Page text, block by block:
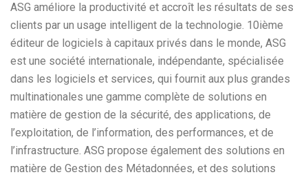
ASG améliore la productivité et accroît les résultats de ses
clients par un usage intelligent de la technologie. 10ième
éditeur de logiciels à capitaux privés dans le monde, ASG
est une société internationale, indépendante, spécialisée
dans les logiciels et services, qui fournit aux plus grandes
multinationales une gamme complète de solutions en
matière de gestion de la sécurité, des applications, de
l’exploitation, de l’information, des performances, et de
l’infrastructure. ASG propose également des solutions en
matière de Gestion des Métadonnées, et des solutions